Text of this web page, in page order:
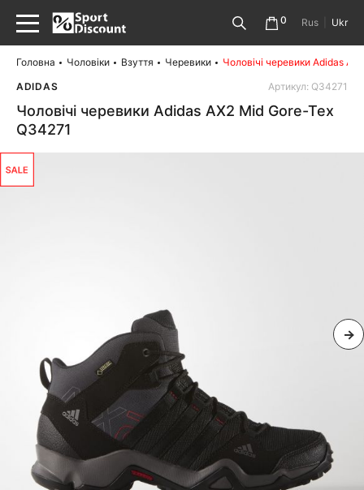
0 Rus Ukr
Головна Чоловіки Взуття Черевики
Чоловічі черевики Adidas
ADIDAS
Артикул: Q34271
Чоловічі черевики Adidas AX2 Mid Gore-Tex
Q34271